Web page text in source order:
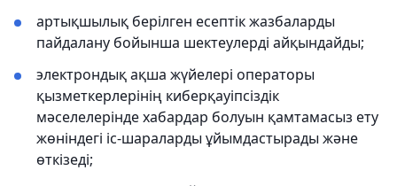
артықшылық берілген есептік жазбаларды
пайдалану бойынша шектеулерді айқындайды;
электрондық ақша жүйелері операторы
қызметкерлерінің киберқауіпсіздік
мәселелерінде хабардар болуын қамтамасыз ету
жөніндегі іс-шараларды ұйымдастырады және
өткізеді;